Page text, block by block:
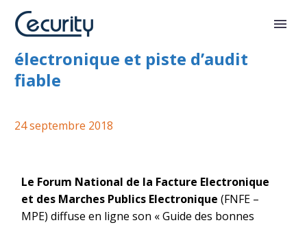
Guide pratique Facture
électronique et piste d’audit
fiable
24 septembre 2018
Le Forum National de la Facture Electronique
et des Marches Publics Electronique (FNFE –
MPE) diffuse en ligne son « Guide des bonnes